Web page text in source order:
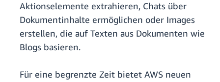
Aktionselemente extrahieren, Chats über
Dokumentinhalte ermöglichen oder Images
erstellen, die auf Texten aus Dokumenten wie
Blogs basieren.
Für eine begrenzte Zeit bietet AWS neuen